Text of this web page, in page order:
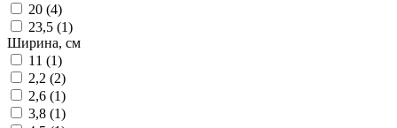
20 (4)
23,5 (1)
Ширина, см
11 (1)
2,2 (2)
2,6 (1)
3,8 (1)